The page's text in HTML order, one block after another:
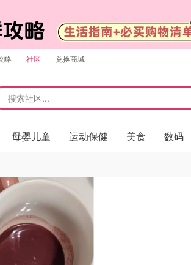
略 社区 兑换商城
母婴儿童 运动保健 美食 数码